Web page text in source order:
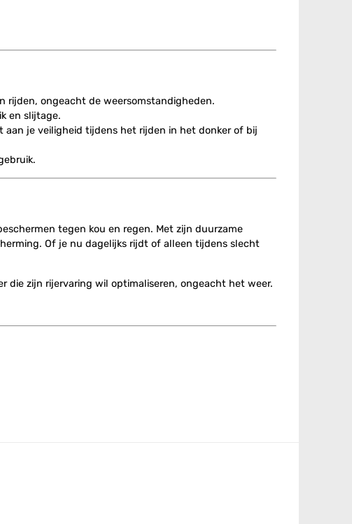
ongeacht de weersomstandigheden.
en slijtage.
je veiligheid tijdens het rijden in het donker of bij
tegen kou en regen. Met zijn duurzame
Of je nu dagelijks rijdt of alleen tijdens slecht
die zijn rijervaring wil optimaliseren, ongeacht het weer.